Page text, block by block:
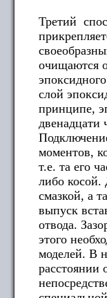
Третий
очищаются
слой
принципе,
двенадцати
моментов,
т.е. та его
либо косой.
смазкой, а
выпуск
отвода.
этого
моделей. В
расстоянии